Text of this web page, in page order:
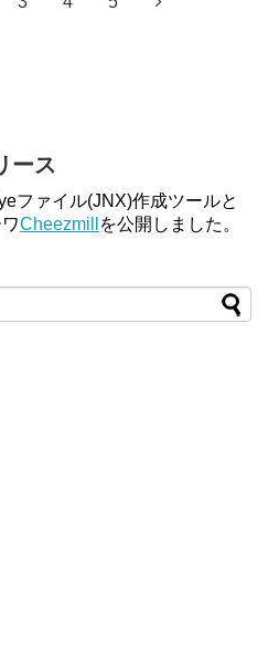
ース
ファイル(JNX)作成ツールと
Cheezmill を公開しました。